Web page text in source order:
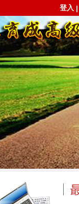
登入